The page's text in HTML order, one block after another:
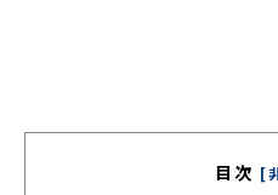
目次 [